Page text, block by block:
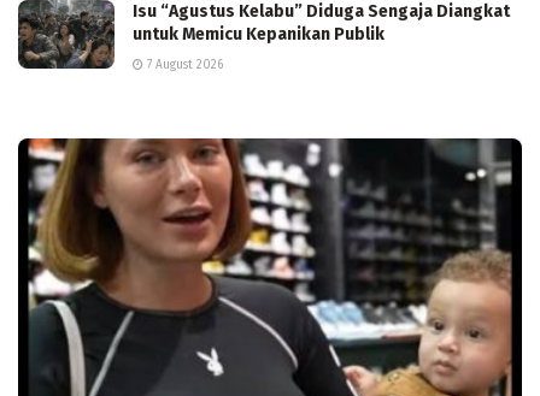
Isu “Agustus Kelabu” Diduga Sengaja Diangkat
untuk Memicu Kepanikan Publik
7 August 2026